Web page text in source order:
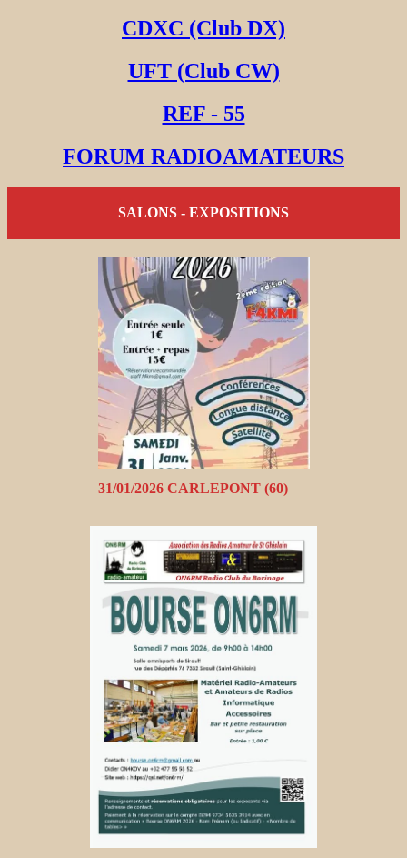
CDXC (Club DX)
UFT (Club CW)
REF - 55
FORUM RADIOAMATEURS
SALONS - EXPOSITIONS
31/01/2026 CARLEPONT (60)